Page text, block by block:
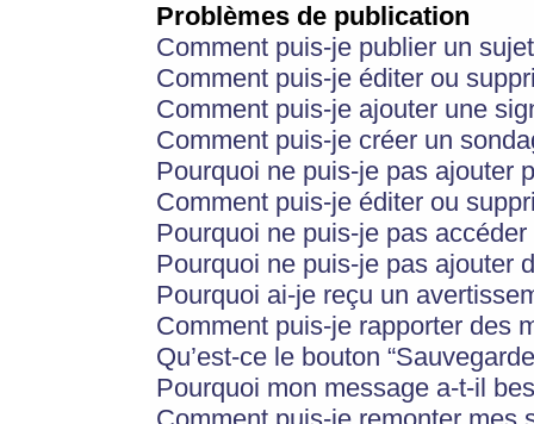
Problèmes de publication
Comment puis-je publier un
Comment puis-je éditer ou
Comment puis-je ajouter une
Comment puis-je créer un
Pourquoi ne puis-je pas ajouter
Comment puis-je éditer ou
Pourquoi ne puis-je pas
Pourquoi ne puis-je pas ajouter
Pourquoi ai-je reçu un
Comment puis-je rapporter des
Qu’est-ce le bouton
Pourquoi mon message a-t-il